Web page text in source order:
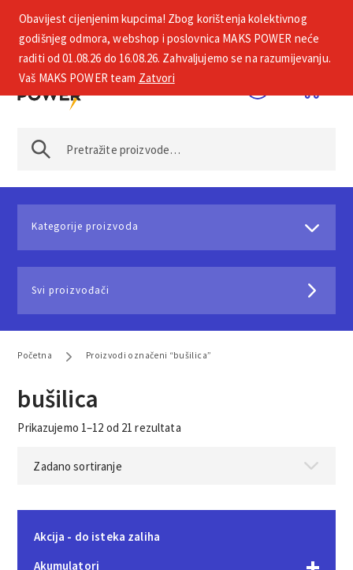
+385 1 2002 575
Kategorije proizvoda
Svi proizvođači
Početna Proizvodi označeni “bušilica”
bušilica
Prikazujemo 1–12 od 21 rezultata
Akcija - do isteka zaliha
Akumulatori
Obavijest cijenjenim kupcima! Zbog korištenja kolektivnog
godišnjeg odmora, webshop i poslovnica MAKS POWER neće
raditi od 01.08.26 do 16.08.26. Zahvaljujemo se na razumijevanju.
Vaš MAKS POWER team Zatvori